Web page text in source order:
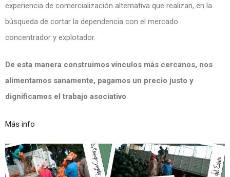
experiencia de comercialización alternativa que realizan, en la
búsqueda de cortar la dependencia con el mercado
concentrador y explotador.
De esta manera construimos vínculos más cercanos, nos
alimentamos sanamente, pagamos un precio justo y
dignificamos el trabajo asociativo.
Más info